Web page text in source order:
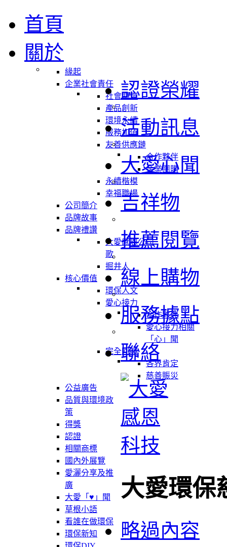
首頁
關於
緣起
企業社會責任
社會關懷
產品創新
環境永續
服務加值
友善供應鏈
合作夥伴
企業團購
永續楷模
幸福職場
公司簡介
品牌故事
品牌禮讚
大愛感恩公司
歌
掘井人
核心價值
環保人文
愛心接力
合作夥伴
愛心接力相關
「心」聞
完全回饋
各界肯定
慈善賑災
公益廣告
品質與環境政
策
認證榮耀
得獎
認證
相關商標
活動訊息
國內外展覽
愛灑分享及推
廣
大愛心聞
大愛「♥」聞
草根小語
看誰在做環保
環保新知
吉祥物
推薦閱覽
線上購物
服務據點
聯絡
大愛環保
略過內容